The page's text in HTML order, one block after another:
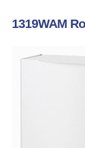
1319WAM